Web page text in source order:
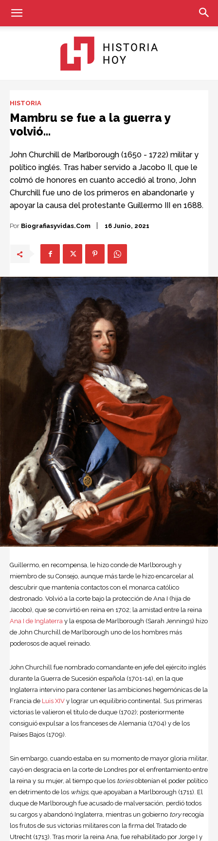
HISTORIA
Mambru se fue a la guerra y
volvió…
John Churchill de Marlborough (1650 - 1722) militar y
político inglés. Tras haber servido a Jacobo II, que le
colmó de honores en cuanto accedió al trono, John
Churchill fue uno de los primeros en abandonarle y
apoyar la causa del protestante Guillermo III en 1688.
Por Biografiasyvidas.com 16 Junio, 2021
Guillermo, en recompensa, le hizo conde de Marlborough y
miembro de su Consejo, aunque más tarde le hizo encarcelar al
descubrir que mantenía contactos con el monarca católico
destronado. Volvió a la corte bajo la protección de Ana I (hija de
Jacobo), que se convirtió en reina en 1702; la amistad entre la reina
Ana I de Inglaterra y la esposa de Marlborough (Sarah Jennings) hizo
de John Churchill de Marlborough uno de los hombres más
poderosos de aquel reinado.
John Churchill fue nombrado comandante en jefe del ejército inglés
durante la Guerra de Sucesión española (1701-14), en la que
Inglaterra intervino para contener las ambiciones hegemónicas de la
Francia de Luis XIV y lograr un equilibrio continental. Sus primeras
victorias le valieron el título de duque (1702); posteriormente
consiguió expulsar a los franceses de Alemania (1704) y de los
Países Bajos (1709).
Sin embargo, cuando estaba en su momento de mayor gloria militar,
cayó en desgracia en la corte de Londres por el enfrentamiento entre
la reina y su mujer, al tiempo que los toriesobtenían el poder político
en detrimento de los whigs, que apoyaban a Marlborough (1711). El
duque de Marlborough fue acusado de malversación, perdió todos
su cargos y abandonó Inglaterra, mientras un gobierno toryrecogía
los frutos de sus victorias militares con la firma del Tratado de
Utrecht (1713). Tras morir la reina Ana, fue rehabilitado por Jorge I y